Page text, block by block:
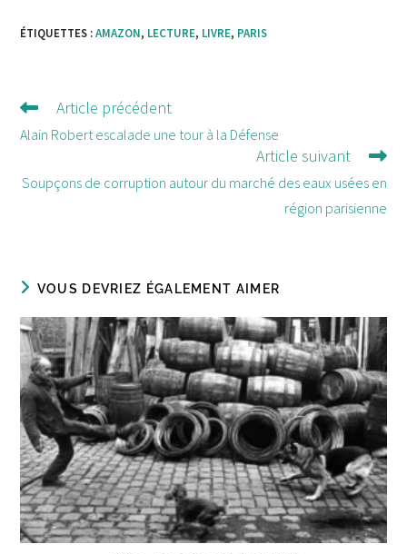
ÉTIQUETTES : AMAZON, LECTURE, LIVRE, PARIS
Lire
d'autres
Article précédent
Alain Robert escalade une tour à la Défense
Article suivant
Soupçons de corruption autour du marché des eaux usées en
région parisienne
VOUS DEVRIEZ ÉGALEMENT AIMER